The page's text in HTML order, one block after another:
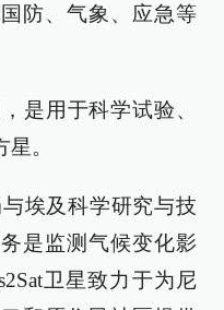
防、气象、应急等
是用于科学试验、
。
埃及科学研究与技
是监测气候变化影
卫星致力于为尼